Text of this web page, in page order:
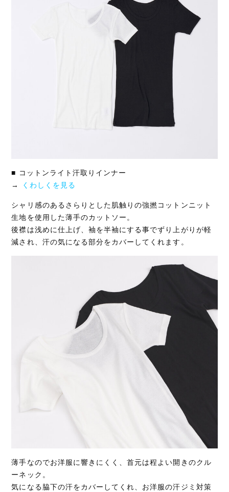
■ コットンライト汗取りインナー
→
くわしくを見る
シャリ感のあるさらりとした肌触りの強撚コットンニット
生地を使用した薄手のカットソー。
後襟は浅めに仕上げ、袖を半袖にする事でずり上がりが軽
減され、汗の気になる部分をカバーしてくれます。
薄手なのでお洋服に響きにくく、首元は程よい開きのクル
ーネック。
気になる脇下の汗をカバーしてくれ、お洋服の汗ジミ対策